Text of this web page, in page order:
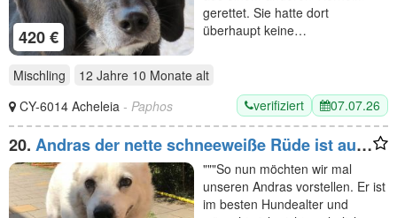
420 €
gerettet. Sie hatte dort
überhaupt keine…
Mischling 12 Jahre 10 Monate alt
CY-6014 Acheleia - Paphos verifiziert 07.07.26
20. Andras der nette schneeweiße Rüde ist auf
der Suche nach einem Zuhause.Er ist ein toller
lieber Hund
"""So nun möchten wir mal
unseren Andras vorstellen. Er ist
im besten Hundealter und